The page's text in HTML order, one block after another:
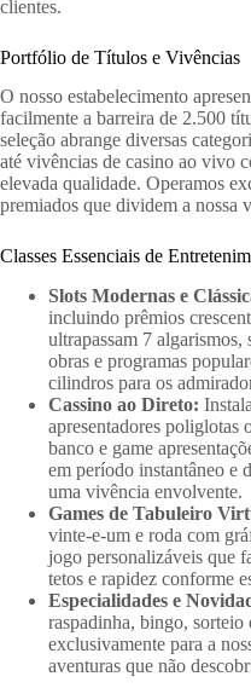
clientes.
Portfólio de Títulos e Vivências
O nosso estabelecimento
facilmente a barreira de 2.500
seleção abrange diversas
até vivências de casino ao vivo
elevada qualidade. Operamos
premiados que dividem a nossa
Classes Essenciais de
Slots Modernas e
incluindo prêmios
ultrapassam 7 algarismos,
obras e programas
cilindros para os
Cassino ao Direto:
apresentadores poliglotas
banco e game
em período instantâneo e
uma vivência envolvente.
Games de Tabuleiro
vinte-e-um e roda com
jogo personalizáveis que
tetos e rapidez conforme
Especialidades e
raspadinha, bingo, sorteio
exclusivamente para a
aventuras que não